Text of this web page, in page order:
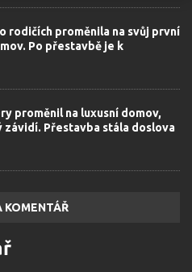
rodičích proměnila na svůj první
Po přestavbě je k
proměnil na luxusní domov,
závidí. Přestavba stála doslova
KOMENTÁŘ